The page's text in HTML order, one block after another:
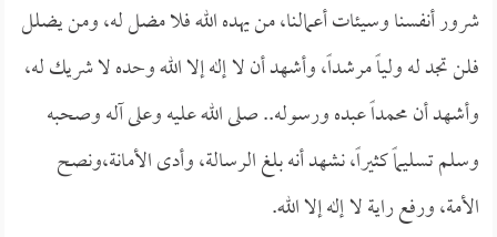
شرور أنفسنا وسيئات أعمالنا، من يهده الله فلا مضل له، ومن يضلل
فلن تجد له ولياً مرشداً، وأشهد أن لا إله إلا الله وحده لا شريك له،
وأشهد أن محمداً عبده ورسوله.. صلى الله عليه وعلى آله وصحبه
وسلم تسليماً كثيراً، نشهد أنه بلغ الرسالة، وأدى الأمانة،ونصح
الأمة، ورفع راية لا إله إلا الله.